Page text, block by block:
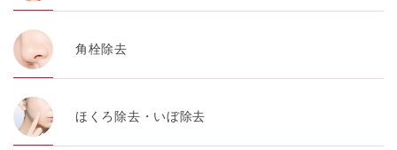
角栓除去
ほくろ除去・いぼ除去